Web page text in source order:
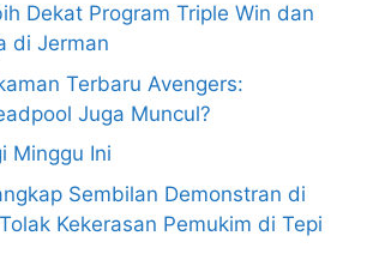
Dekat Program Triple Win dan
di Jerman
Terbaru Avengers:
Juga Muncul?
Minggu Ini
Sembilan Demonstran di
Kekerasan Pemukim di Tepi